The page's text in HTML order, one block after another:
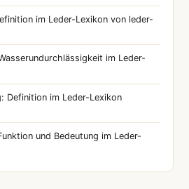
im Leder-Lexikon von leder-
im Leder-
Definition im Leder-Lexikon
und Bedeutung im Leder-